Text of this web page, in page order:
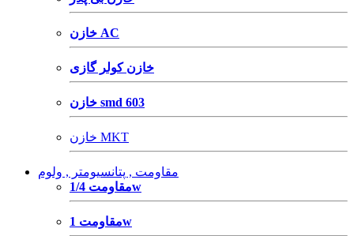
خازن AC
خازن کولر گازی
خازن smd 603
خازن MKT
مقاومت , پتانسیومتر , ولوم
مقاومت 1/4w
مقاومت 1w